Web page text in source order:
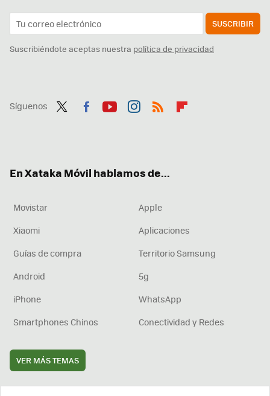
SUSCRIBIR
Suscribiéndote aceptas nuestra política de privacidad
Síguenos
En Xataka Móvil hablamos de...
Movistar
Apple
Xiaomi
Aplicaciones
Guías de compra
Territorio Samsung
Android
5g
iPhone
WhatsApp
Smartphones Chinos
Conectividad y Redes
VER MÁS TEMAS